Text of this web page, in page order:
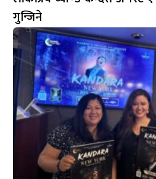
गुन्जिने